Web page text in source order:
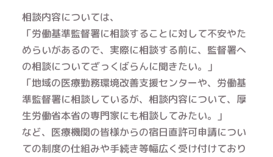
相談内容については、
「労働基準監督署に相談することに対して不安やた
めらいがあるので、実際に相談する前に、監督署へ
の相談についてざっくばらんに聞きたい。」
「地域の医療勤務環境改善支援センターや、労働基
準監督署に相談しているが、相談内容について、厚
生労働省本省の専門家にも相談してみたい。」
など、医療機関の皆様からの宿日直許可申請につい
ての制度の仕組みや手続き等幅広く受け付けており